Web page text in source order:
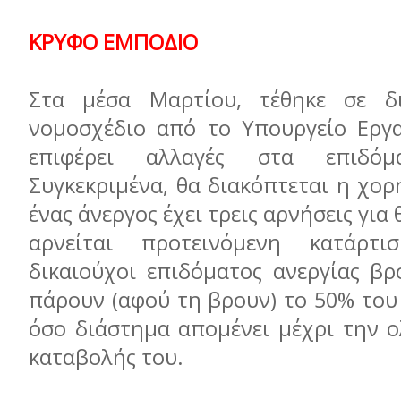
ΚΡΥΦΟ ΕΜΠΟΔΙΟ
Στα μέσα Μαρτίου, τέθηκε σε
νομοσχέδιο από το Υπουργείο
επιφέρει αλλαγές στα
Συγκεκριμένα, θα διακόπτεται η
ένας άνεργος έχει τρεις αρνήσεις για
αρνείται προτεινόμενη
δικαιούχοι επιδόματος ανεργίας
πάρουν (αφού τη βρουν) το 50% του
όσο διάστημα απομένει μέχρι την
καταβολής του.